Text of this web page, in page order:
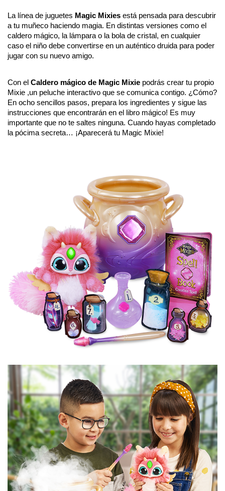
La línea de juguetes Magic Mixies está pensada para descubrir
a tu muñeco haciendo magia. En distintas versiones como el
caldero mágico, la lámpara o la bola de cristal, en cualquier
caso el niño debe convertirse en un auténtico druida para poder
jugar con su nuevo amigo.
Con el Caldero mágico de Magic Mixie podrás crear tu propio
Mixie ,un peluche interactivo que se comunica contigo. ¿Cómo?
En ocho sencillos pasos, prepara los ingredientes y sigue las
instrucciones que encontrarán en el libro mágico! Es muy
importante que no te saltes ninguna. Cuando hayas completado
la pócima secreta… ¡Aparecerá tu Magic Mixie!